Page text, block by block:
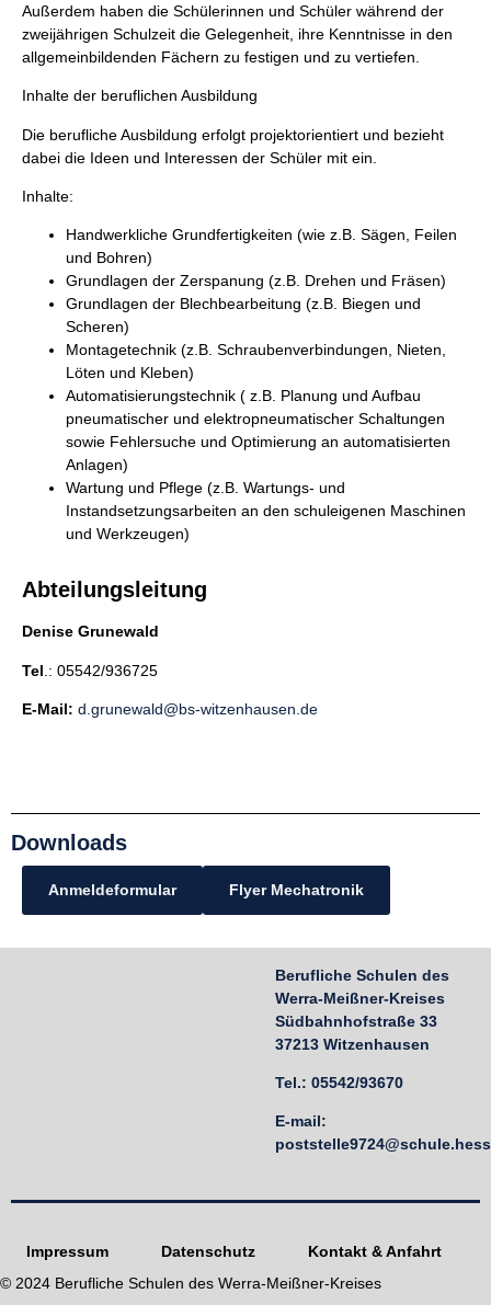
Außerdem haben die Schülerinnen und Schüler während der
zweijährigen Schulzeit die Gelegenheit, ihre Kenntnisse in den
allgemeinbildenden Fächern zu festigen und zu vertiefen.
Inhalte der beruflichen Ausbildung
Die berufliche Ausbildung erfolgt projektorientiert und bezieht
dabei die Ideen und Interessen der Schüler mit ein.
Inhalte:
Handwerkliche Grundfertigkeiten (wie z.B. Sägen, Feilen
und Bohren)
Grundlagen der Zerspanung (z.B. Drehen und Fräsen)
Grundlagen der Blechbearbeitung (z.B. Biegen und
Scheren)
Montagetechnik (z.B. Schraubenverbindungen, Nieten,
Löten und Kleben)
Automatisierungstechnik ( z.B. Planung und Aufbau
pneumatischer und elektropneumatischer Schaltungen
sowie Fehlersuche und Optimierung an automatisierten
Anlagen)
Wartung und Pflege (z.B. Wartungs- und
Instandsetzungsarbeiten an den schuleigenen Maschinen
und Werkzeugen)
Abteilungsleitung
Denise Grunewald
Tel .: 05542/936725
E-Mail: d.grunewald@bs-witzenhausen.de
Downloads
Anmeldeformular Flyer Mechatronik
Berufliche Schulen des
Werra-Meißner-Kreises
Südbahnhofstraße 33
37213 Witzenhausen
Tel.: 05542/93670
E-mail:
Impressum Datenschutz
Kontakt & Anfahrt
© 2024 Berufliche Schulen des Werra-Meißner-Kreises